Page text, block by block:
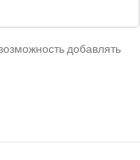
добавлять